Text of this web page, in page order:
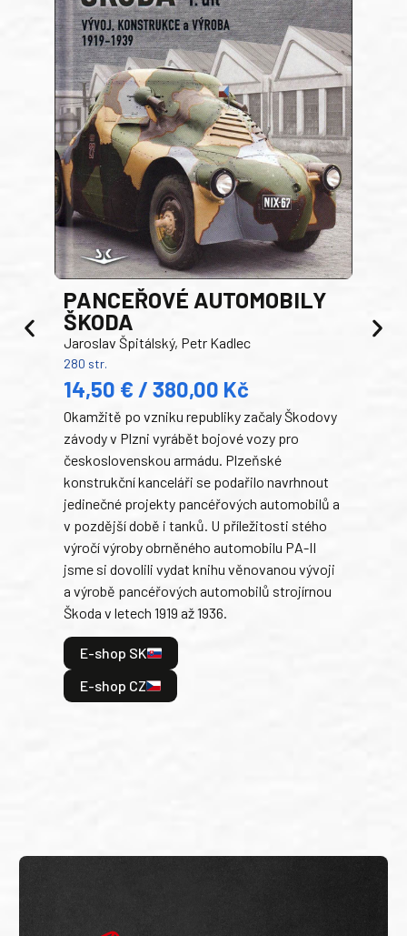
PANCEŘOVÉ AUTOMOBILY
ŠKODA
Jaroslav Špitálský, Petr Kadlec
280 str.
14,50 € / 380,00 Kč
Okamžitě po vzniku republiky začaly Škodovy
závody v Plzni vyrábět bojové vozy pro
československou armádu. Plzeňské
konstrukční kanceláři se podařilo navrhnout
jedinečné projekty pancéřových automobilů a
v pozdější době i tanků. U příležitosti stého
výročí výroby obrněného automobilu PA-II
jsme si dovolili vydat knihu věnovanou vývoji
a výrobě pancéřových automobilů strojírnou
Škoda v letech 1919 až 1936.
E-shop SK
E-shop CZ